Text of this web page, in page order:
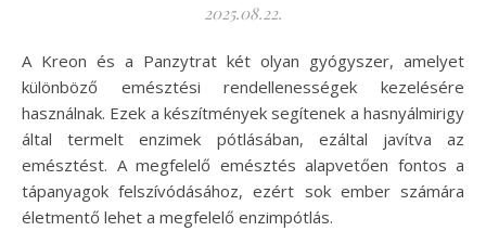
2025.08.22.
A Kreon és a Panzytrat két olyan gyógyszer, amelyet
különböző emésztési rendellenességek kezelésére
használnak. Ezek a készítmények segítenek a hasnyálmirigy
által termelt enzimek pótlásában, ezáltal javítva az
emésztést. A megfelelő emésztés alapvetően fontos a
tápanyagok felszívódásához, ezért sok ember számára
életmentő lehet a megfelelő enzimpótlás.